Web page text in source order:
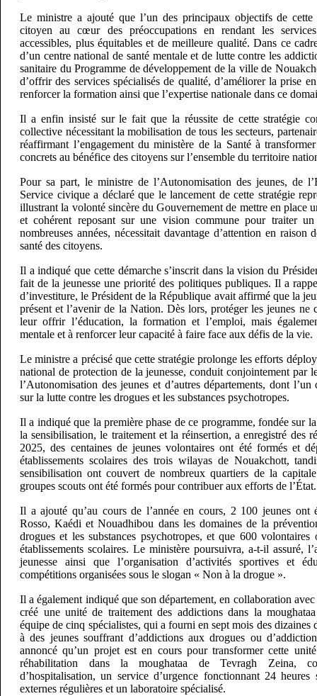
Le ministre a ajouté que l’un des principaux objectifs de cette
citoyen au cœur des préoccupations en rendant les
accessibles, plus équitables et de meilleure qualité. Dans ce
d’un centre national de santé mentale et de lutte contre les
sanitaire du Programme de développement de la ville de
d’offrir des services spécialisés de qualité, d’améliorer la prise
renforcer la formation ainsi que l’expertise nationale dans ce
Il a enfin insisté sur le fait que la réussite de cette stratégie
collective nécessitant la mobilisation de tous les secteurs,
réaffirmant l’engagement du ministère de la Santé à
concrets au bénéfice des citoyens sur l’ensemble du territoire
Pour sa part, le ministre de l’Autonomisation des jeunes, de
Service civique a déclaré que le lancement de cette stratégie
illustrant la volonté sincère du Gouvernement de mettre en place
et cohérent reposant sur une vision commune pour traiter
nombreuses années, nécessitait davantage d’attention en raison
santé des citoyens.
Il a indiqué que cette démarche s’inscrit dans la vision du
fait de la jeunesse une priorité des politiques publiques. Il a
d’investiture, le Président de la République avait affirmé que la
présent et l’avenir de la Nation. Dès lors, protéger les jeunes ne
leur offrir l’éducation, la formation et l’emploi, mais
mentale et à renforcer leur capacité à faire face aux défis de la vie.
Le ministre a précisé que cette stratégie prolonge les efforts
national de protection de la jeunesse, conduit conjointement par
l’Autonomisation des jeunes et d’autres départements, dont
sur la lutte contre les drogues et les substances psychotropes.
Il a indiqué que la première phase de ce programme, fondée sur
la sensibilisation, le traitement et la réinsertion, a enregistré des
2025, des centaines de jeunes volontaires ont été formés et
établissements scolaires des trois wilayas de Nouakchott,
sensibilisation ont couvert de nombreux quartiers de la
groupes scouts ont été formés pour contribuer aux efforts de l’État.
Il a ajouté qu’au cours de l’année en cours, 2 100 jeunes ont
Rosso, Kaédi et Nouadhibou dans les domaines de la
drogues et les substances psychotropes, et que 600 volontaires
établissements scolaires. Le ministère poursuivra, a-t-il assuré,
jeunesse ainsi que l’organisation d’activités sportives et
compétitions organisées sous le slogan « Non à la drogue ».
Il a également indiqué que son département, en collaboration
créé une unité de traitement des addictions dans la
équipe de cinq spécialistes, qui a fourni en sept mois des dizaines
à des jeunes souffrant d’addictions aux drogues ou
annoncé qu’un projet est en cours pour transformer cette
réhabilitation dans la moughataa de Tevragh Zeina,
d’hospitalisation, un service d’urgence fonctionnant 24
externes régulières et un laboratoire spécialisé.